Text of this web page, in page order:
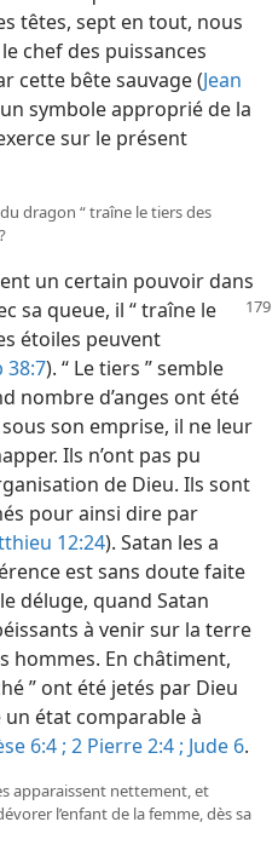
têtes, sept en tout, nous
chef des puissances
cette bête sauvage (Jean
symbole approprié de la
sur le présent
dragon “ traîne le tiers des
un certain pouvoir dans
sa queue, il “ traîne le
étoiles peuvent
38:7). “ Le tiers ” semble
nombre d’anges ont été
son emprise, il ne leur
Ils n’ont pas pu
de Dieu. Ils sont
pour ainsi dire par
12:24). Satan les a
est sans doute faite
déluge, quand Satan
à venir sur la terre
hommes. En châtiment,
” ont été jetés par Dieu
un état comparable à
6:4 ; 2 Pierre 2:4 ; Jude 6.
apparaissent nettement, et
l’enfant de la femme, dès sa